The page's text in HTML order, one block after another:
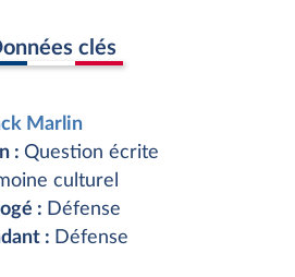
clés
Marlin
: Question écrite
culturel
: Défense
: Défense